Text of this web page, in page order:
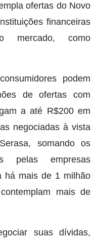
ofertas do Novo
financeiras
mercado, como
podem
de ofertas com
a até R$200 em
negociadas à vista
somando os
pelas empresas
há mais de 1 milhão
mais de
suas dívidas,